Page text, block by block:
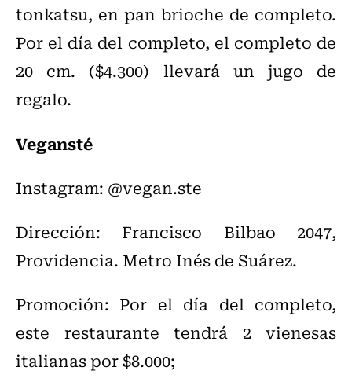
tonkatsu, en pan brioche de completo.
Por el día del completo, el completo de
20 cm. ($4.300) llevará un jugo de
regalo.
Vegansté
Instagram: @vegan.ste
Dirección: Francisco Bilbao 2047,
Providencia. Metro Inés de Suárez.
Promoción: Por el día del completo,
este restaurante tendrá 2 vienesas
italianas por $8.000;